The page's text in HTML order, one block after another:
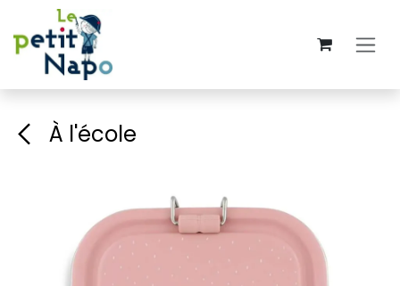
Se rendre au contenu
À l'école